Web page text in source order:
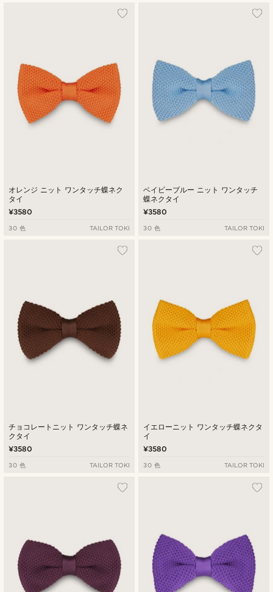
オレンジ ニット ワンタッチ蝶ネク
タイ
¥3580
30 色 TAILOR TOKI
ベイビーブルー ニット ワンタッチ
蝶ネクタイ
¥3580
30 色 TAILOR TOKI
チョコレートニット ワンタッチ蝶ネ
クタイ
¥3580
30 色 TAILOR TOKI
イエローニット ワンタッチ蝶ネクタ
イ
¥3580
30 色 TAILOR TOKI